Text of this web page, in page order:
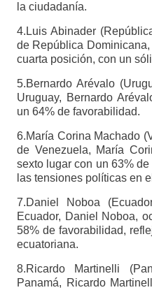
la ciudadanía.
4.Luis Abinader
de República
cuarta posición, con un
5.Bernardo Arévalo
Uruguay, Bernardo
un 64% de favorabilidad.
6.María Corina Machado
de Venezuela, María
sexto lugar con un 63%
las tensiones políticas en
7.Daniel Noboa
Ecuador, Daniel Noboa,
58% de favorabilidad,
ecuatoriana.
8.Ricardo Martinelli
Panamá, Ricardo